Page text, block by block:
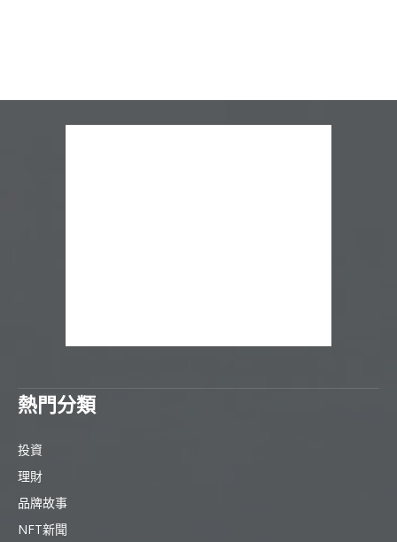
熱門分類
投資
理財
品牌故事
NFT新聞